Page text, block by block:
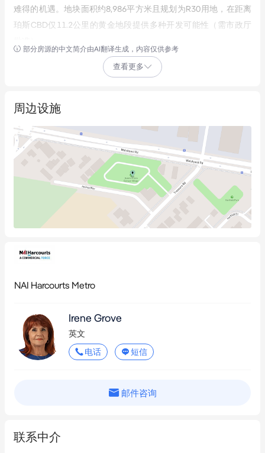
难得的机遇。地块面积约8,986平方米且规划为R30用地，在距离
珀斯CBD仅11.2公里的黄金地段提供多种开发可能性（需市政厅
• 用地规划：R30 - 具备多重开发选择
• 优越区位：紧邻珀斯机场与热门Carousel购物中心
• 1套带办公室的两居室管理员住宅
• 3套单居室公寓
• 公共卫浴区
• 5个帐篷营地
开发潜力 -
寓、联排别墅等多种再开发，亦可继续作为房车营地或混合用途
住宿运营（需相关审批）。现有设施可提供即时租金收益，并为
分阶段开发提供灵活性。
• 主干道与公交系统便捷可达
• 步行可至Carousel购物中心，享受多元零售、餐饮与娱乐选择
部分房源的中文简介由AI翻译生成，内容仅供参考
查看更多
周边设施
NAI Harcourts Metro
Irene Grove
英文
电话
短信
邮件咨询
联系中介